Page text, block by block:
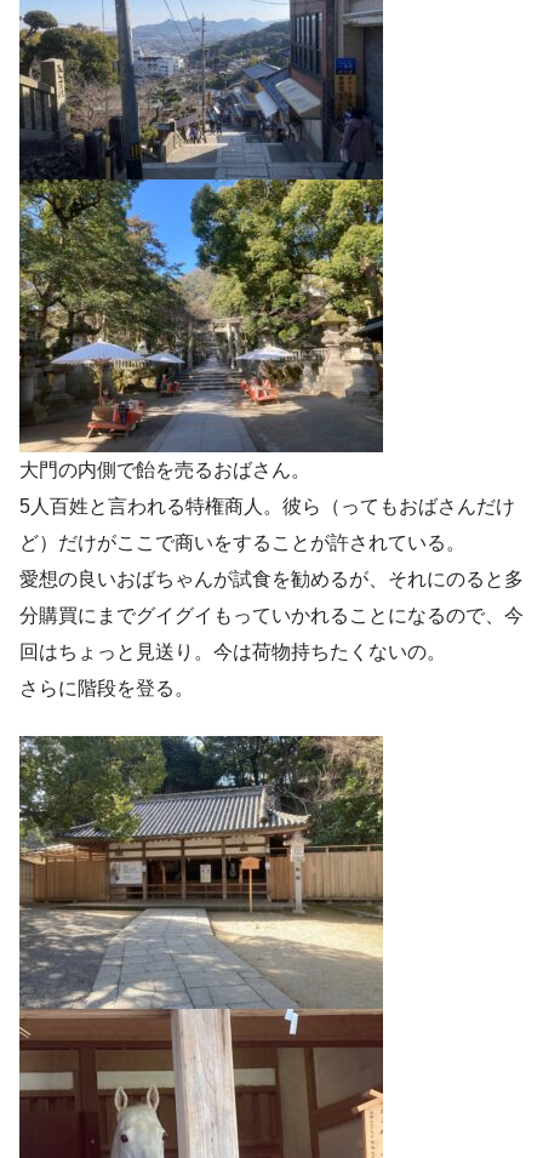
大門の内側で飴を売るおばさん。
5人百姓と言われる特権商人。彼ら（ってもおばさんだけ
ど）だけがここで商いをすることが許されている。
愛想の良いおばちゃんが試食を勧めるが、それにのると多
分購買にまでグイグイもっていかれることになるので、今
回はちょっと見送り。今は荷物持ちたくないの。
さらに階段を登る。